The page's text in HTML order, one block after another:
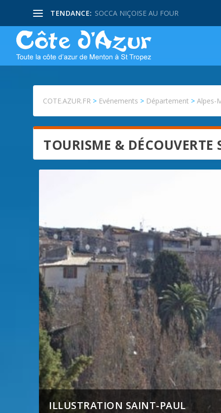
TENDANCE: SOCCA NIÇOISE AU FOUR
COTE.AZUR.FR > Evénements > Département >Alpes-
TOURISME &
ILLUSTRATION SAINT-PAUL